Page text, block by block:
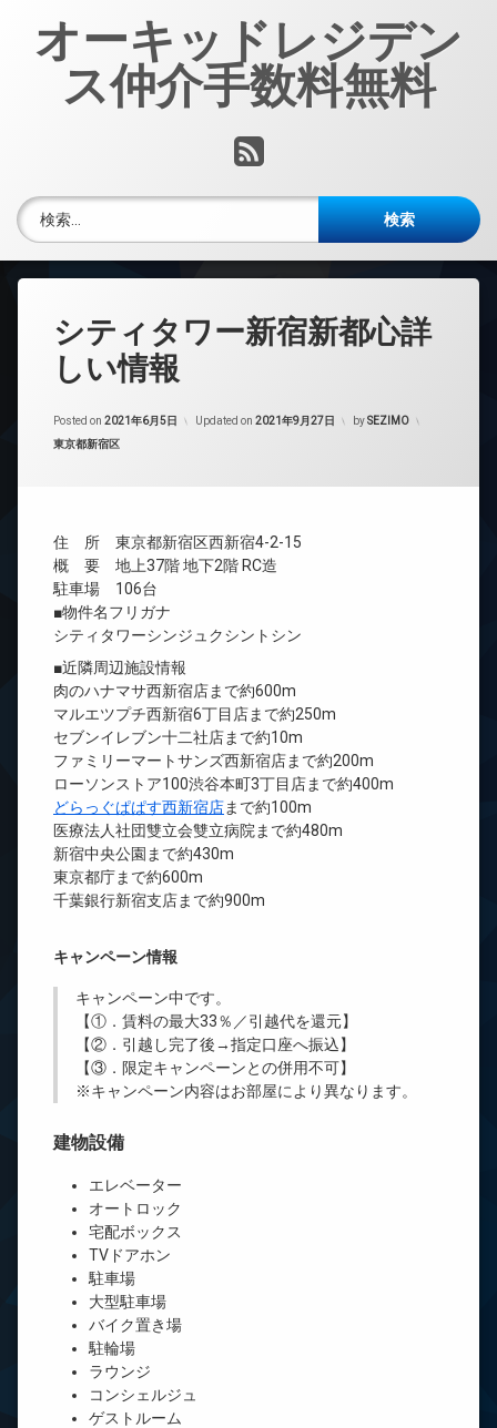
オーキッドレジデン
ス仲介手数料無料
RSS
検索:
シティタワー新宿新都心詳
しい情報
Posted on 2021年6月5日 Updated on 2021年9月27日 bySEZIMO
カテゴリー:
東京都新宿区
住 所 東京都新宿区西新宿4-2-15
概 要 地上37階 地下2階 RC造
駐車場 106台
■物件名フリガナ
シティタワーシンジュクシントシン
■近隣周辺施設情報
肉のハナマサ西新宿店まで約600m
マルエツプチ西新宿6丁目店まで約250m
セブンイレブン十二社店まで約10m
ファミリーマートサンズ西新宿店まで約200m
ローソンストア100渋谷本町3丁目店まで約400m
どらっぐぱぱす西新宿店まで約100m
医療法人社団雙立会雙立病院まで約480m
新宿中央公園まで約430m
東京都庁まで約600m
千葉銀行新宿支店まで約900m
キャンペーン情報
キャンペーン中です。
【①．賃料の最大33％／引越代を還元】
【②．引越し完了後→指定口座へ振込】
【③．限定キャンペーンとの併用不可】
※キャンペーン内容はお部屋により異なります。
建物設備
エレベーター
オートロック
宅配ボックス
TVドアホン
駐車場
大型駐車場
バイク置き場
駐輪場
ラウンジ
コンシェルジュ
ゲストルーム